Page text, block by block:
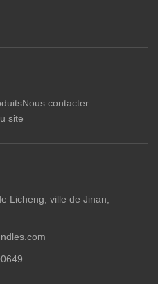
Nous contacter
site
Licheng, ville de Jinan,